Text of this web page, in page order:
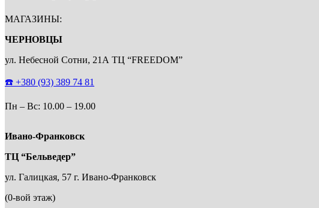
МАГАЗИНЫ:
ЧЕРНОВЦЫ
ул. Небесной Сотни, 21А ТЦ “FREEDOM”
☎️ +380 (93) 389 74 81
Пн – Bc: 10.00 – 19.00
Ивано-Франковск
ТЦ “Бельведер”
ул. Галицкая, 57 г. Ивано-Франковск
(0-вой этаж)